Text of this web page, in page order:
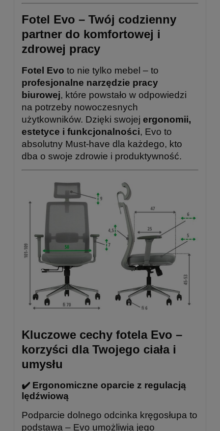
Fotel Evo – Twój codzienny
partner do komfortowej i
zdrowej pracy
Fotel Evo to nie tylko mebel – to
profesjonalne narzędzie pracy
biurowej, które powstało w odpowiedzi
na potrzeby nowoczesnych
użytkowników. Dzięki swojej ergonomii,
estetyce i funkcjonalności, Evo to
absolutny Must-have dla każdego, kto
dba o swoje zdrowie i produktywność.
Kluczowe cechy fotela Evo –
korzyści dla Twojego ciała i
umysłu
✔️ Ergonomiczne oparcie z regulacją
lędźwiową
Podparcie dolnego odcinka kręgosłupa to
podstawa – Evo umożliwia jego